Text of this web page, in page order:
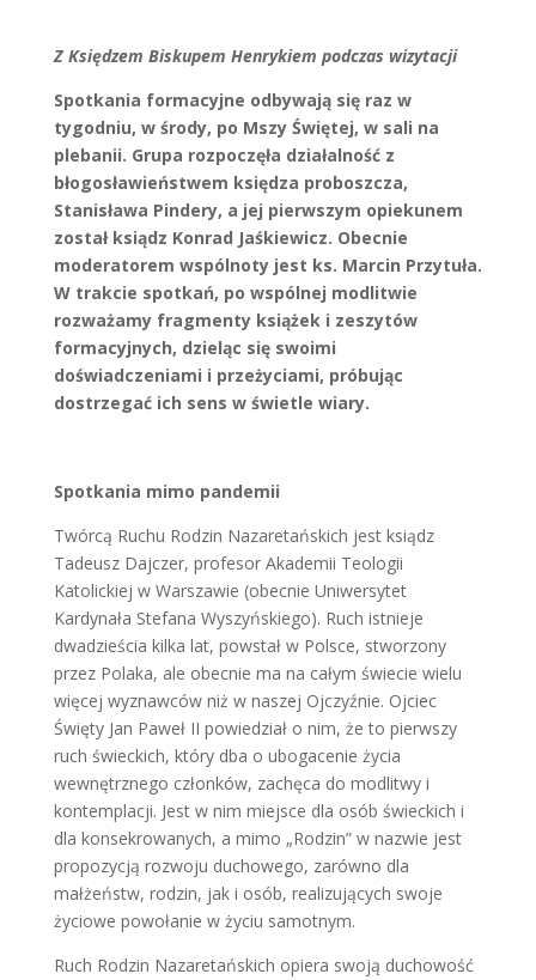
Z Księdzem Biskupem Henrykiem podczas wizytacji
Spotkania formacyjne odbywają się raz w
tygodniu, w środy, po Mszy Świętej, w sali na
plebanii. Grupa rozpoczęła działalność z
błogosławieństwem księdza proboszcza,
Stanisława Pindery, a jej pierwszym opiekunem
został ksiądz Konrad Jaśkiewicz. Obecnie
moderatorem wspólnoty jest ks. Marcin Przytuła.
W trakcie spotkań, po wspólnej modlitwie
rozważamy fragmenty książek i zeszytów
formacyjnych, dzieląc się swoimi
doświadczeniami i przeżyciami, próbując
dostrzegać ich sens w świetle wiary.
Spotkania mimo pandemii
Twórcą Ruchu Rodzin Nazaretańskich jest ksiądz
Tadeusz Dajczer, profesor Akademii Teologii
Katolickiej w Warszawie (obecnie Uniwersytet
Kardynała Stefana Wyszyńskiego). Ruch istnieje
dwadzieścia kilka lat, powstał w Polsce, stworzony
przez Polaka, ale obecnie ma na całym świecie wielu
więcej wyznawców niż w naszej Ojczyźnie. Ojciec
Święty Jan Paweł II powiedział o nim, że to pierwszy
ruch świeckich, który dba o ubogacenie życia
wewnętrznego członków, zachęca do modlitwy i
kontemplacji. Jest w nim miejsce dla osób świeckich i
dla konsekrowanych, a mimo „Rodzin” w nazwie jest
propozycją rozwoju duchowego, zarówno dla
małżeństw, rodzin, jak i osób, realizujących swoje
życiowe powołanie w życiu samotnym.
Ruch Rodzin Nazaretańskich opiera swoją duchowość